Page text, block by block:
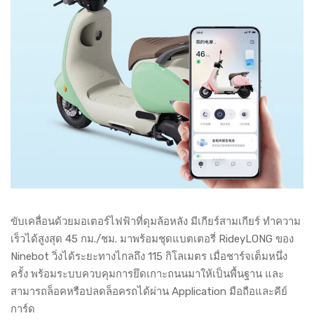
ขับเคลื่อนด้วยมอเตอร์ไฟฟ้าที่ดุมล้อหลัง มีเกียร์สามเกียร์ ทำความ
เร็วได้สูงสุด 45 กม./ชม. มาพร้อมชุดแบตเตอรี่ RideyLONG ของ
Ninebot วิ่งได้ระยะทางไกลถึง 115 กิโลเมตร เมื่อชาร์จเต็มหนึ่ง
ครั้ง พร้อมระบบควบคุมการยึดเกาะถนนมาให้เป็นพื้นฐาน และ
สามารถล็อคหรือปลดล็อครถได้ผ่าน Application มือถือและคีย์
การ์ด